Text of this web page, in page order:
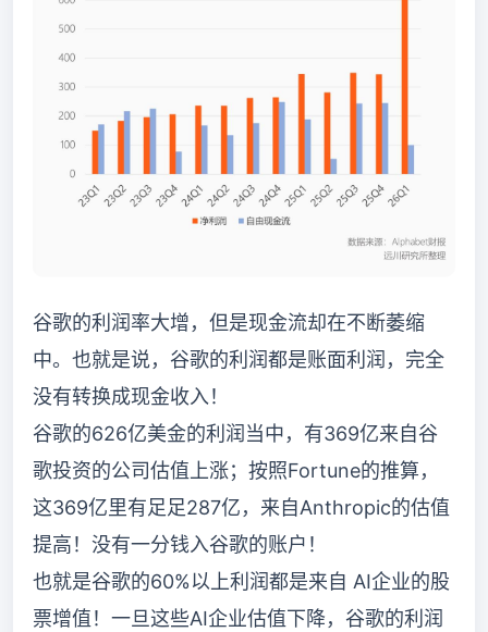
谷歌的利润率大增，但是现金流却在不断萎缩
中。也就是说，谷歌的利润都是账面利润，完全
没有转换成现金收入！
谷歌的626亿美金的利润当中，有369亿来自谷
歌投资的公司估值上涨；按照Fortune的推算，
这369亿里有足足287亿，来自Anthropic的估值
提高！没有一分钱入谷歌的账户！
也就是谷歌的60%以上利润都是来自 AI企业的股
票增值！一旦这些AI企业估值下降，谷歌的利润